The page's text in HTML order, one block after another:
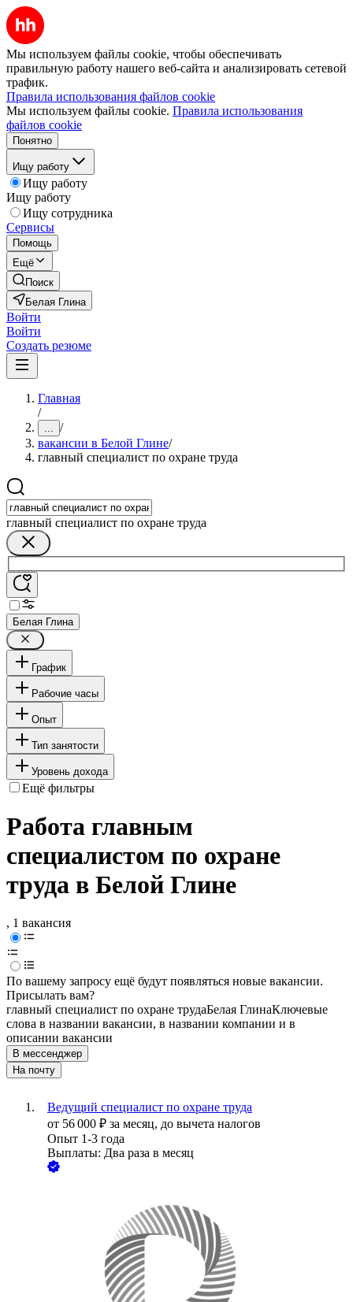
Мы используем файлы cookie, чтобы обеспечивать
правильную работу нашего веб-сайта и анализировать сетевой
трафик.
Правила использования файлов cookie
Мы используем файлы cookie. Правила использования
файлов cookie
Понятно
Ищу работу
Ищу работу
Ищу работу
Ищу сотрудника
Сервисы
Помощь
Ещё
Поиск
Белая Глина
Войти
Войти
Создать резюме
Главная
/
... /
вакансии в Белой Глине/
главный специалист по охране труда
главный специалист по охране труда
Белая Глина
График
Рабочие часы
Опыт
Тип занятости
Уровень дохода
Ещё фильтры
Работа главным
специалистом по охране
труда в Белой Глине
, 1 вакансия
По вашему запросу ещё будут появляться новые вакансии.
Присылать вам?
главный специалист по охране трудаБелая ГлинаКлючевые
слова в названии вакансии, в названии компании и в
описании вакансии
В мессенджер
На почту
Ведущий специалист по охране труда
от 56 000 ₽ за месяц, до вычета налогов
Опыт 1-3 года
Выплаты: Два раза в месяц